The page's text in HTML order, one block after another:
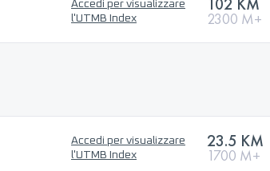
Accedi per visualizzare
l'UTMB Index
2300 M+
Accedi per visualizzare
l'UTMB Index
23.5 KM
1700 M+